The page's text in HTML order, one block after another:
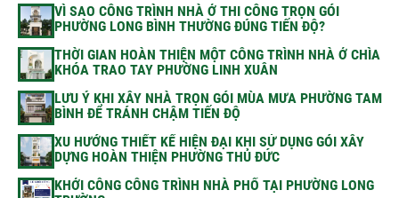
VÌ SAO CÔNG TRÌNH NHÀ Ở THI CÔNG TRỌN GÓI
PHƯỜNG LONG BÌNH THƯỜNG ĐÚNG TIẾN ĐỘ?
THỜI GIAN HOÀN THIỆN MỘT CÔNG TRÌNH NHÀ Ở CHÌA
KHÓA TRAO TAY PHƯỜNG LINH XUÂN
LƯU Ý KHI XÂY NHÀ TRỌN GÓI MÙA MƯA PHƯỜNG TAM
BÌNH ĐỂ TRÁNH CHẬM TIẾN ĐỘ
XU HƯỚNG THIẾT KẾ HIỆN ĐẠI KHI SỬ DỤNG GÓI XÂY
DỰNG HOÀN THIỆN PHƯỜNG THỦ ĐỨC
KHỞI CÔNG CÔNG TRÌNH NHÀ PHỐ TẠI PHƯỜNG LONG